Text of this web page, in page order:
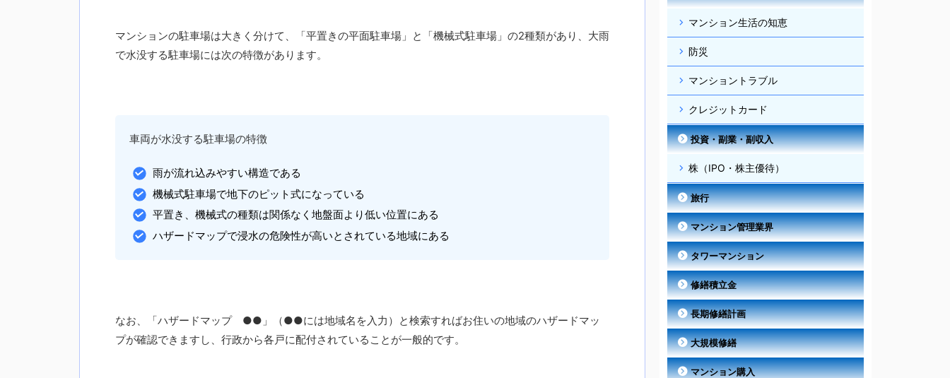
マンションの駐車場は大きく分けて、「平置きの平面駐車場」と「機械式駐車場」の2種類があり、大雨
で水没する駐車場には次の特徴があります。
車両が水没する駐車場の特徴
雨が流れ込みやすい構造である
機械式駐車場で地下のピット式になっている
平置き、機械式の種類は関係なく地盤面より低い位置にある
ハザードマップで浸水の危険性が高いとされている地域にある
なお、「ハザードマップ ●●」（●●には地域名を入力）と検索すればお住いの地域のハザードマッ
プが確認できますし、行政から各戸に配付されていることが一般的です。
マンション生活の知恵
防災
マンショントラブル
クレジットカード
投資・副業・副収入
株（IPO・株主優待）
旅行
マンション管理業界
タワーマンション
修繕積立金
長期修繕計画
大規模修繕
マンション購入